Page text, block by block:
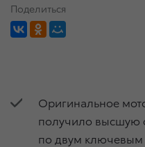
Поделиться
Оригинальное
получило высшую
по двум ключевым